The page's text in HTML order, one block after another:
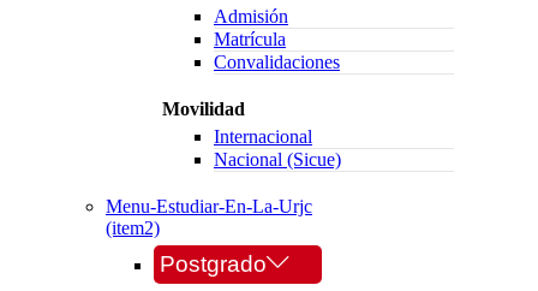
Admisión
Matrícula
Convalidaciones
Movilidad
Internacional
Nacional (Sicue)
Menu-Estudiar-En-La-Urjc
(item2)
Postgrado